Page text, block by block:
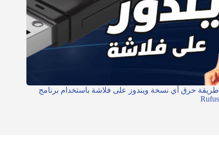
طريقة حرق أي نسخة ويندوز على فلاشة باستخدام برنامج
Rufus